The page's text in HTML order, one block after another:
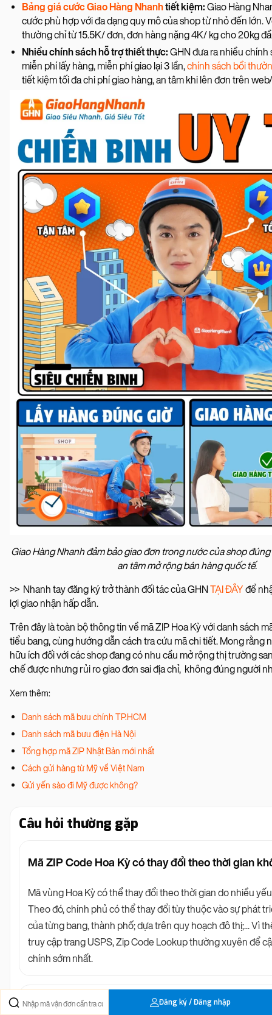
Bảng giá cước Giao Hàng Nhanhtiết kiệm: Giao Hàng
cước phù hợp với đa dạng quy mô của shop từ nhỏ đến lớn.
thường chỉ từ 15.5K/ đơn, đơn hàng nặng 4K/ kg cho 20kg
Nhiều chính sách hỗ trợ thiết thực: GHN đưa ra nhiều
miễn phí lấy hàng, miễn phí giao lại 3 lần,chính sách bồi
tiết kiệm tối đa chi phí giao hàng, an tâm khi lên đơn trên web/
Giao Hàng Nhanh đảm bảo giao đơn trong nước của shop
an tâm mở rộng bán hàng quốc tế.
>> Nhanh tay đăng ký trở thành đối tác của GHNTẠI ĐÂY để
lợi giao nhận hấp dẫn.
Trên đây là toàn bộ thông tin về mã ZIP Hoa Kỳ với danh sách
tiểu bang, cùng hướng dẫn cách tra cứu mã chi tiết. Mong rằng
hữu ích đối với các shop đang có nhu cầu mở rộng thị trường
chế được nhưng rủi ro giao đơn sai địa chỉ, không đúng người
Xem thêm:
Danh sách mã bưu chính TP.HCM
Danh sách mã bưu điện Hà Nội
Tổng hợp mã ZIP Nhật Bản mới nhất
Cách gửi hàng từ Mỹ về Việt Nam
Gửi yến sào đi Mỹ được không?
Câu hỏi thường gặp
Mã ZIP Code Hoa Kỳ có thay đổi theo thời gian
Mã vùng Hoa Kỳ có thể thay đổi theo thời gian do nhiều
Theo đó, chính phủ có thể thay đổi tùy thuộc vào sự phát
của từng bang, thành phố; dựa trên quy hoạch đô thị;... Vì
truy cập trang USPS, Zip Code Lookup thường xuyên để
chính sớm nhất.
Nếu sử dụng sai mã bưu chính Hoa Kỳ, có sao
Đăng ký / Đăng nhập